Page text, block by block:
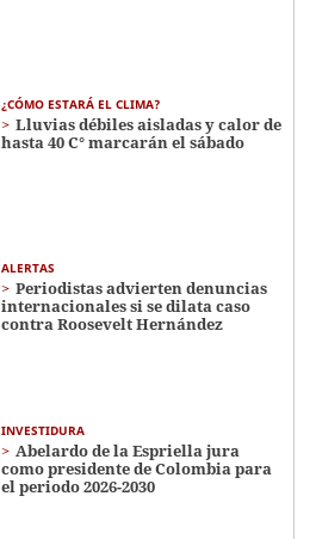
¿CÓMO ESTARÁ EL CLIMA?
Lluvias débiles aisladas y calor de
hasta 40 C° marcarán el sábado
ALERTAS
Periodistas advierten denuncias
internacionales si se dilata caso
contra Roosevelt Hernández
INVESTIDURA
Abelardo de la Espriella jura
como presidente de Colombia para
el periodo 2026-2030